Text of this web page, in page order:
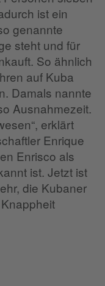
ist ein
genannte
steht und für
So ähnlich
auf Kuba
Damals nannte
Ausnahmezeit.
erklärt
Enrique
Enrisco als
ist. Jetzt ist
die Kubaner